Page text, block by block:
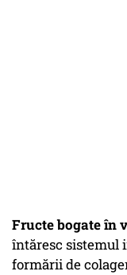
Fructe bogate în
întăresc sistemul
formării de